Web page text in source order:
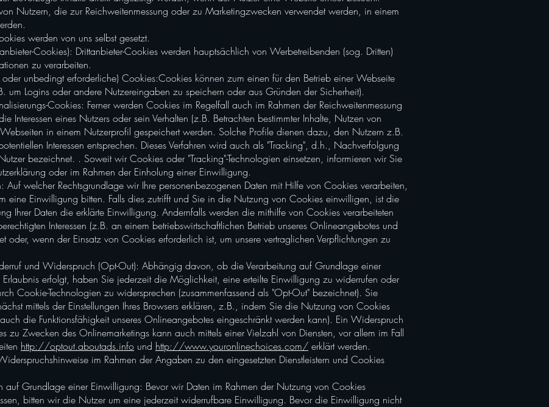
Nutzern, die zur Reichweitenmessung oder zu Marketingzwecken verwendet werden, in einem
werden von uns selbst gesetzt.
Cookies): Drittanbieter-Cookies werden hauptsächlich von Werbetreibenden (sog. Dritten)
zu verarbeiten.
unbedingt erforderliche) Cookies:Cookies können zum einen für den Betrieb einer Webseite
um Logins oder andere Nutzereingaben zu speichern oder aus Gründen der Sicherheit).
Cookies: Ferner werden Cookies im Regelfall auch im Rahmen der Reichweitenmessung
Interessen eines Nutzers oder sein Verhalten (z.B. Betrachten bestimmter Inhalte, Nutzen von
in einem Nutzerprofil gespeichert werden. Solche Profile dienen dazu, den Nutzern z.B.
Interessen entsprechen. Dieses Verfahren wird auch als "Tracking", d.h., Nachverfolgung
bezeichnet. . Soweit wir Cookies oder "Tracking"-Technologien einsetzen, informieren wir Sie
oder im Rahmen der Einholung einer Einwilligung.
Auf welcher Rechtsgrundlage wir Ihre personenbezogenen Daten mit Hilfe von Cookies verarbeiten,
eine Einwilligung bitten. Falls dies zutrifft und Sie in die Nutzung von Cookies einwilligen, ist die
Ihrer Daten die erklärte Einwilligung. Andernfalls werden die mithilfe von Cookies verarbeiteten
Interessen (z.B. an einem betriebswirtschaftlichen Betrieb unseres Onlineangebotes und
oder, wenn der Einsatz von Cookies erforderlich ist, um unsere vertraglichen Verpflichtungen zu
und Widerspruch (Opt-Out): Abhängig davon, ob die Verarbeitung auf Grundlage einer
erfolgt, haben Sie jederzeit die Möglichkeit, eine erteilte Einwilligung zu widerrufen oder
Cookie-Technologien zu widersprechen (zusammenfassend als "Opt-Out" bezeichnet). Sie
mittels der Einstellungen Ihres Browsers erklären, z.B., indem Sie die Nutzung von Cookies
die Funktionsfähigkeit unseres Onlineangebotes eingeschränkt werden kann). Ein Widerspruch
zu Zwecken des Onlinemarketings kann auch mittels einer Vielzahl von Diensten, vor allem im Fall
http://optout.aboutads.info und http://www.youronlinechoices.com/ erklärt werden.
im Rahmen der Angaben zu den eingesetzten Dienstleistern und Cookies
auf Grundlage einer Einwilligung: Bevor wir Daten im Rahmen der Nutzung von Cookies
bitten wir die Nutzer um eine jederzeit widerrufbare Einwilligung. Bevor die Einwilligung nicht